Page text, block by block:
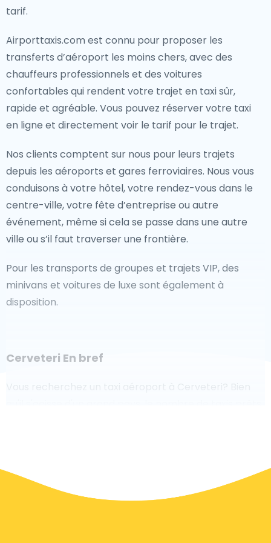
tarif.
Airporttaxis.com est connu pour proposer les
transferts d’aéroport les moins chers, avec des
chauffeurs professionnels et des voitures
confortables qui rendent votre trajet en taxi sûr,
rapide et agréable. Vous pouvez réserver votre taxi
en ligne et directement voir le tarif pour le trajet.
Nos clients comptent sur nous pour leurs trajets
depuis les aéroports et gares ferroviaires. Nous vous
conduisons à votre hôtel, votre rendez-vous dans le
centre-ville, votre fête d’entreprise ou autre
événement, même si cela se passe dans une autre
ville ou s’il faut traverser une frontière.
Pour les transports de groupes et trajets VIP, des
minivans et voitures de luxe sont également à
disposition.
Cerveteri En bref
Vous recherchez un taxi aéroport à Cerveteri? Bien
aéroport en ligne sur notre site Web, pour rendre
votre voyage sans stress.